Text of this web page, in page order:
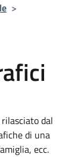
>
dal
di una
ecc.